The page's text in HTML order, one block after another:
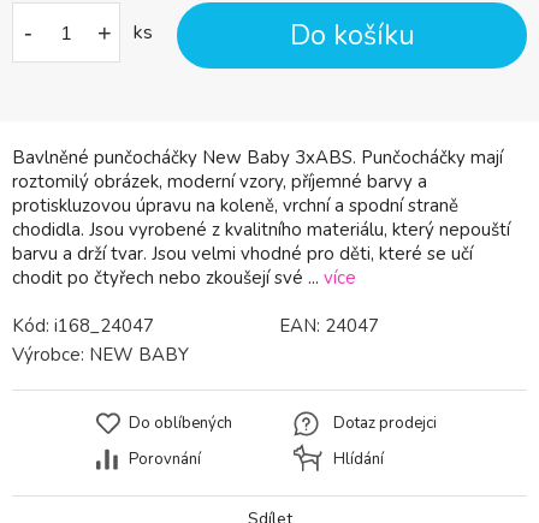
Bavlněné punčocháčky New Baby 3xABS. Punčocháčky mají
roztomilý obrázek, moderní vzory, příjemné barvy a
protiskluzovou úpravu na koleně, vrchní a spodní straně
chodidla. Jsou vyrobené z kvalitního materiálu, který nepouští
barvu a drží tvar. Jsou velmi vhodné pro děti, které se učí
chodit po čtyřech nebo zkoušejí své ... více
- + ks Do košíku
Kód: i168_24047 EAN: 24047
Výrobce: NEW BABY
Do oblíbených
Porovnání
Dotaz prodejci
Hlídání